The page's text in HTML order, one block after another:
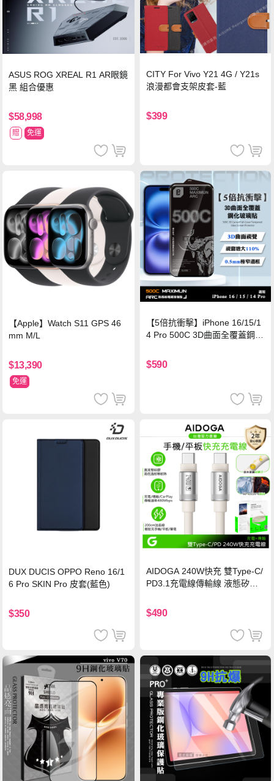
ASUS ROG XREAL R1 AR眼鏡
黑 組合優惠
$58,998
贈 免運
CITY For Vivo Y21 4G / Y21s
浪漫都會支架皮套-藍
$399
【Apple】Watch S11 GPS 46
mm M/L
$13,390
免運
【5倍抗衝擊】iPhone 16/15/1
4 Pro 500C 3D曲面全覆蓋鋼化
保護貼
$590
DUX DUCIS OPPO Reno 16/1
6 Pro SKIN Pro 皮套(藍色)
$350
AIDOGA 240W快充 雙Type-C/
PD3.1充電線傳輸線 液態矽膠
機/平板/筆電
$490